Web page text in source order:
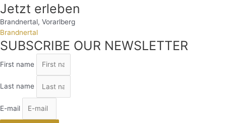
Jetzt erleben
Brandnertal, Vorarlberg
Brandnertal
SUBSCRIBE OUR NEWSLETTER
First name
Last name
E-mail